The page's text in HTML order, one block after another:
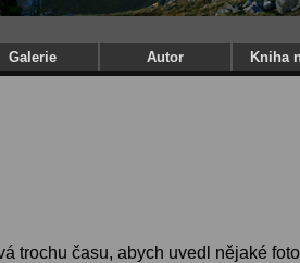
trochu času, abych uvedl nějaké
Galerie Autor Kniha